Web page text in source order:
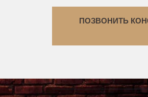
ПОЗВОНИТЬ